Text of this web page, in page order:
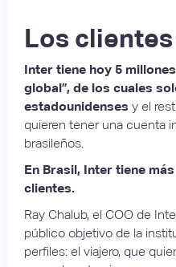
Los
Inter tiene hoy 5
global”, de los cuales
estadounidenses y el
quieren tener una cuenta
brasileños.
En Brasil, Inter tiene
clientes.
Ray Chalub, el COO de
público objetivo de la
perfiles: el viajero, que